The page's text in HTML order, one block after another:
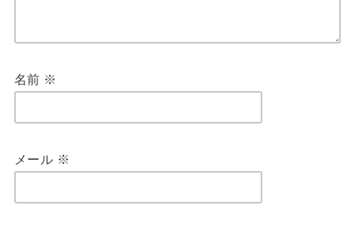
名前 ※
メール ※